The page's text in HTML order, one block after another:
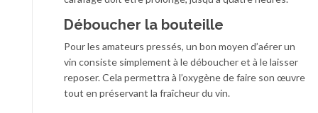
Déboucher la bouteille
Pour les amateurs pressés, un bon moyen d’aérer un
vin consiste simplement à le déboucher et à le laisser
reposer. Cela permettra à l’oxygène de faire son œuvre
tout en préservant la fraîcheur du vin.